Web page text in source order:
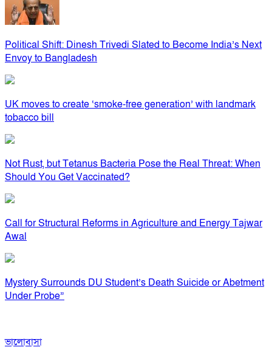
Political Shift: Dinesh Trivedi Slated to Become India’s Next
Envoy to Bangladesh
UK moves to create ‘smoke-free generation’ with landmark
tobacco bill
Not Rust, but Tetanus Bacteria Pose the Real Threat: When
Should You Get Vaccinated?
Call for Structural Reforms in Agriculture and Energy Tajwar
Awal
Mystery Surrounds DU Student’s Death Suicide or Abetment
Under Probe”
ভালোবাসা